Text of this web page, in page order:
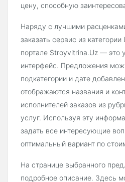
цену, способную
Наряду с лучшими
заказать сервис из
портале Stroyvitrina.Uz — это
интерфейс. Предложения
подкатегории и дате
отображаются названия и
исполнителей заказов из
услуг. Используя эту
задать все интересующие
оптимальный вариант по
На странице выбранного
подробное описание. Здесь